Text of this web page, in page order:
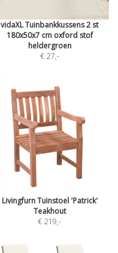
vidaXL Tuinbankkussens 2 st
180x50x7 cm oxford stof
heldergroen
€ 27,-
Livingfurn Tuinstoel 'Patrick'
Teakhout
€ 219,-